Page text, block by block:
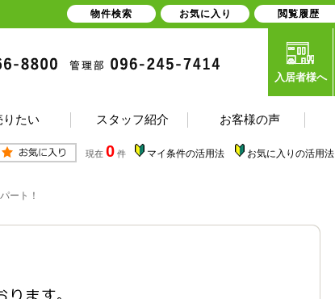
入居者様へ
りたい スタッフ紹介 お客様の声
現在 0 件 マイ条件の活用法 お気に入りの活用法
ート！
物件検索 お気に入り 閲覧履歴